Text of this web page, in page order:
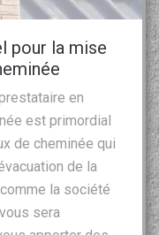
pour la mise
en
est primordial
de cheminée qui
de la
la société
sera